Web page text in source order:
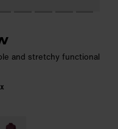
and stretchy functional